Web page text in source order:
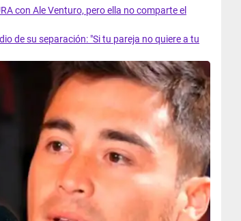
con Ale Venturo, pero ella no comparte el
de su separación: "Si tu pareja no quiere a tu